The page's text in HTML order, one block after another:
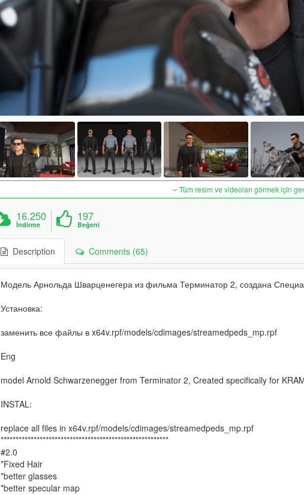
Tüm resim ve videoları görmek için
16.250
İndirme
197
Beğeni
Description Comments (65)
Модель Арнольда Шварценегера из фильма Терминатор 2, создана
Установка:
заменить все файлы в x64v.rpf/models/cdimages/streamedpeds_mp.rpf
Eng
model Arnold Schwarzenegger from Terminator 2, Created specifically for
INSTAL:
replace all files in x64v.rpf/models/cdimages/streamedpeds_mp.rpf
********************************************************
#2.0
*Fixed Hair
*better glasses
*better specular map